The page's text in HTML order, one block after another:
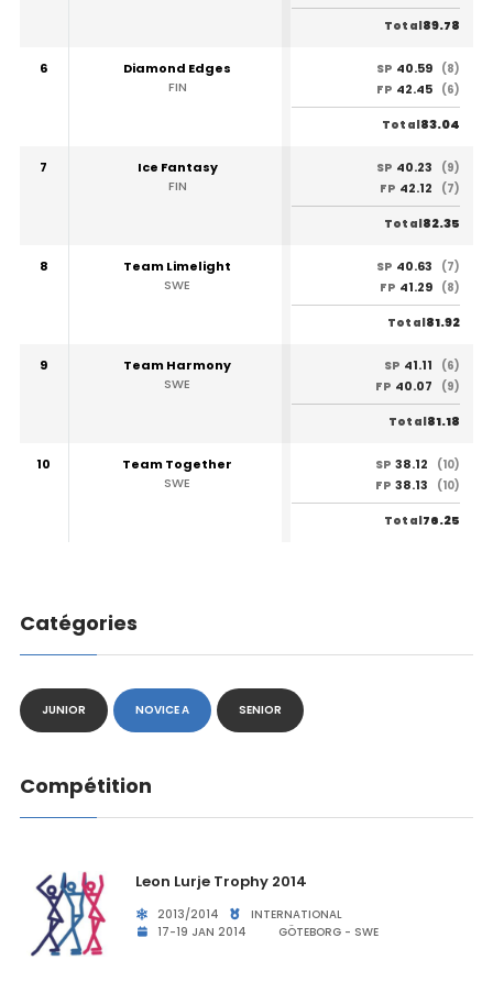
Total89.78
6
Diamond Edges
FIN
SP 40.59 (8)
FP 42.45 (6)
Total83.04
7
Ice Fantasy
FIN
SP 40.23
(9)
FP 42.12 (7)
Total82.35
8
Team Limelight
SWE
SP 40.63
(7)
FP 41.29 (8)
Total81.92
9
Team Harmony
SWE
SP 41.11
(6)
FP 40.07 (9)
Total81.18
10
Team Together
SWE
SP 38.12
(10)
FP 38.13 (10)
Total76.25
Catégories
JUNIOR NOVICE A SENIOR
Compétition
Leon Lurje Trophy 2014
2013/2014
INTERNATIONAL
17-19 JAN 2014
GÖTEBORG - SWE